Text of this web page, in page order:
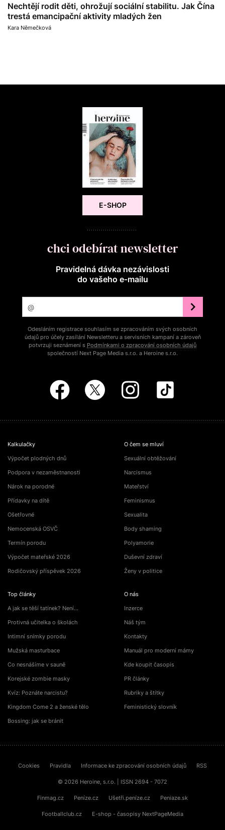
Nechtějí rodit děti, ohrožují sociální stabilitu. Jak Čína
trestá emancipační aktivity mladých žen
Kara Němečková
E-SHOP
chci odebírat newsletter
Pravidelná dávka nezávislosti
do vašeho e‑mailu
Odesláním registrace souhlasím se zpracováním svých osobních
údajů pro účely zasílání Newsletteru a servisních kampaní a zároveň
potvrzuji seznámení s Podmínkami o zpracování osobních údajů
společností Next Page Media s.r.o. a Heroine s.r.o.
Kalkulačky
Výpočet plodných dnů
Podpora v nezaměstnanosti
Nárok na porodné
Přídavky na dítě
Ošetřovné
Nemocenská OSVČ
Termín porodu
Výpočet mateřské 2026
Rodičovský příspěvek 2026
Top články
A jak se těší tatínek? Není…
Protivná učitelka o školách
Intimní snímky porodu
Mužská masturbace
Co nesnášíme v sauně
Korejské zombie masky
Kvíz: Poznáte narcistu?
Kingdom Come 2 a ženské tělo
Bossing: jak se bránit
O čem se mluví
Sexuální obtěžování
Narcismus
Mateřství
Feminismus
Sexualita
Body shaming
Polyamorie
Duševní zdraví
Ženy v politice
O nás
Inzerce
Náš tým
Kontakty
Manuál pro moderní mámy
Kde koupit časopis
PR články
Rubriky a štítky
Feministický slovník
Cookies Pravidla Informace ke zpracování osobních údajů RSS
© 2026 Heroine, s.r.o. | ISSN 2694 - 7072
Finmag.cz Peníze.cz Ušetři.peníze.cz Peniaze.sk
Footballclub.cz E-shop - časopisy NextPageMedia